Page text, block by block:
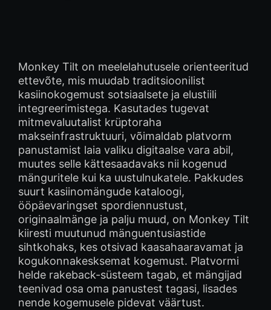
Monkey Tilt on meelelahutusele orienteeritud
ettevõte, mis muudab traditsioonilist
kasiinokogemust sotsiaalsete ja elustiili
integreerimistega. Kasutades tugevat
mitmevaluutalist krüptoraha
makseinfrastruktuuri, võimaldab platvorm
panustamist laia valiku digitaalse vara abil,
muutes selle kättesaadavaks nii kogenud
mänguritele kui ka uustulnukatele. Pakkudes
suurt kasiinomängude kataloogi,
ööpäevaringset spordiennustust,
originaalmänge ja palju muud, on Monkey Tilt
kiiresti muutunud mänguentusiastide
sihtkohaks, kes otsivad kaasahaaravamat ja
kogukonnakesksemat kogemust. Platvormi
helde rakeback-süsteem tagab, et mängijad
teenivad osa oma panustest tagasi, lisades
nende kogemusele pidevat väärtust.